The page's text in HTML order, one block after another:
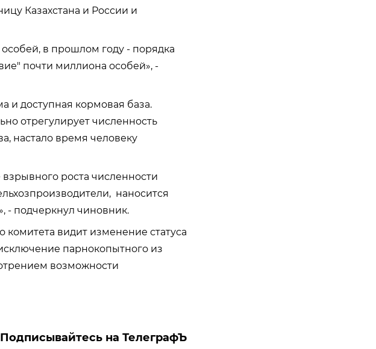
Казахстана и России и
особей, в прошлом году - порядка
почти миллиона особей», -
и доступная кормовая база.
отрегулирует численность
настало время человеку
взрывного роста численности
наносится
- подчеркнул чиновник.
видит изменение статуса
парнокопытного из
возможности
Подписывайтесь на ТелеграфЪ